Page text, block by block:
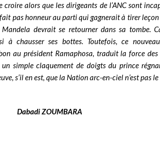
croire alors que les dirigeants de l’ANC sont
pas honneur au parti qui gagnerait à tirer
devrait se retourner dans sa tombe.
à chausser ses bottes. Toutefois, ce
au président Ramaphosa, traduit la force
un simple claquement de doigts du prince
s’il en est, que la Nation arc-en-ciel n’est pas
Dabadi ZOUMBARA